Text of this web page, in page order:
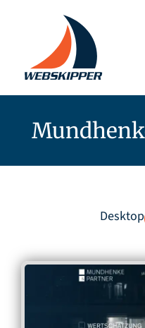
Desktop